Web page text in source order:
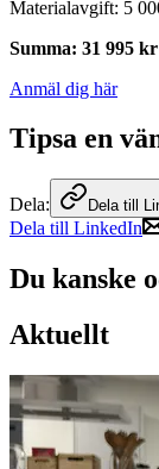
Materialavgift: 5
Summa: 31 995 kr
Anmäl dig här
Tipsa en
Dela: Dela till
Dela till LinkedIn
Du kanske
Aktuellt